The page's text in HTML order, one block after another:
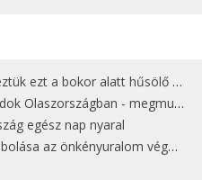
bokor alatt hűsölő cicát Kisorosziban
- megmutatjuk a 15 legjobbat
egész nap nyaral
az önkényuralom végét jelentette